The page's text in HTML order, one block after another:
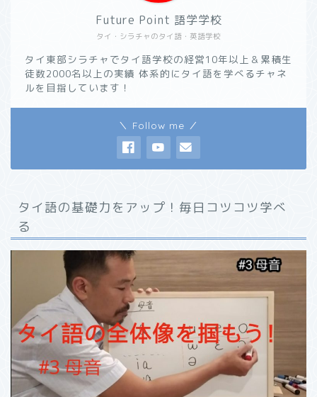
タイ・シラチャのタイ語・英語学校
Future Point 語学学校
タイ東部シラチャでタイ語学校の経営10年以上＆累積生
徒数2000名以上の実績 体系的にタイ語を学べるチャネ
ルを目指しています！
＼ Follow me ／
タイ語の基礎力をアップ！毎日コツコツ学べ
る